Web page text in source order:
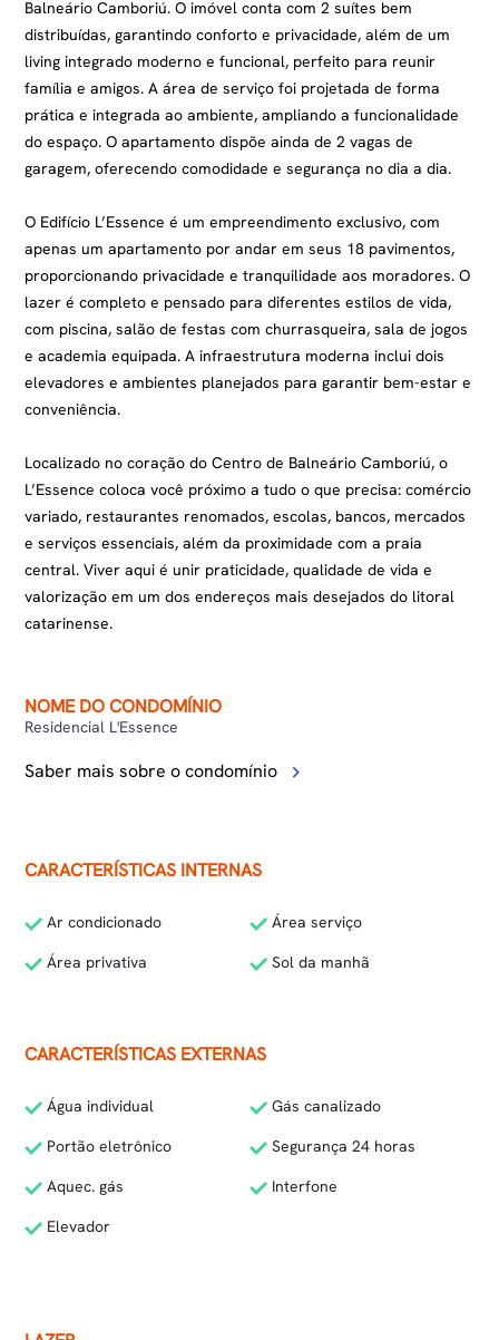
Balneário Camboriú. O imóvel conta com 2 suítes bem
distribuídas, garantindo conforto e privacidade, além de um
living integrado moderno e funcional, perfeito para reunir
família e amigos. A área de serviço foi projetada de forma
prática e integrada ao ambiente, ampliando a funcionalidade
do espaço. O apartamento dispõe ainda de 2 vagas de
garagem, oferecendo comodidade e segurança no dia a dia.
O Edifício L’Essence é um empreendimento exclusivo, com
apenas um apartamento por andar em seus 18 pavimentos,
proporcionando privacidade e tranquilidade aos moradores. O
lazer é completo e pensado para diferentes estilos de vida,
com piscina, salão de festas com churrasqueira, sala de jogos
e academia equipada. A infraestrutura moderna inclui dois
elevadores e ambientes planejados para garantir bem-estar e
conveniência.
Localizado no coração do Centro de Balneário Camboriú, o
L’Essence coloca você próximo a tudo o que precisa: comércio
variado, restaurantes renomados, escolas, bancos, mercados
e serviços essenciais, além da proximidade com a praia
central. Viver aqui é unir praticidade, qualidade de vida e
valorização em um dos endereços mais desejados do litoral
catarinense.
NOME DO CONDOMÍNIO
Residencial L'Essence
Saber mais sobre o condomínio
CARACTERÍSTICAS INTERNAS
Ar condicionado
Área serviço
Área privativa
Sol da manhã
CARACTERÍSTICAS EXTERNAS
Água individual
Gás canalizado
Portão eletrônico
Segurança 24 horas
Aquec. gás
Interfone
Elevador